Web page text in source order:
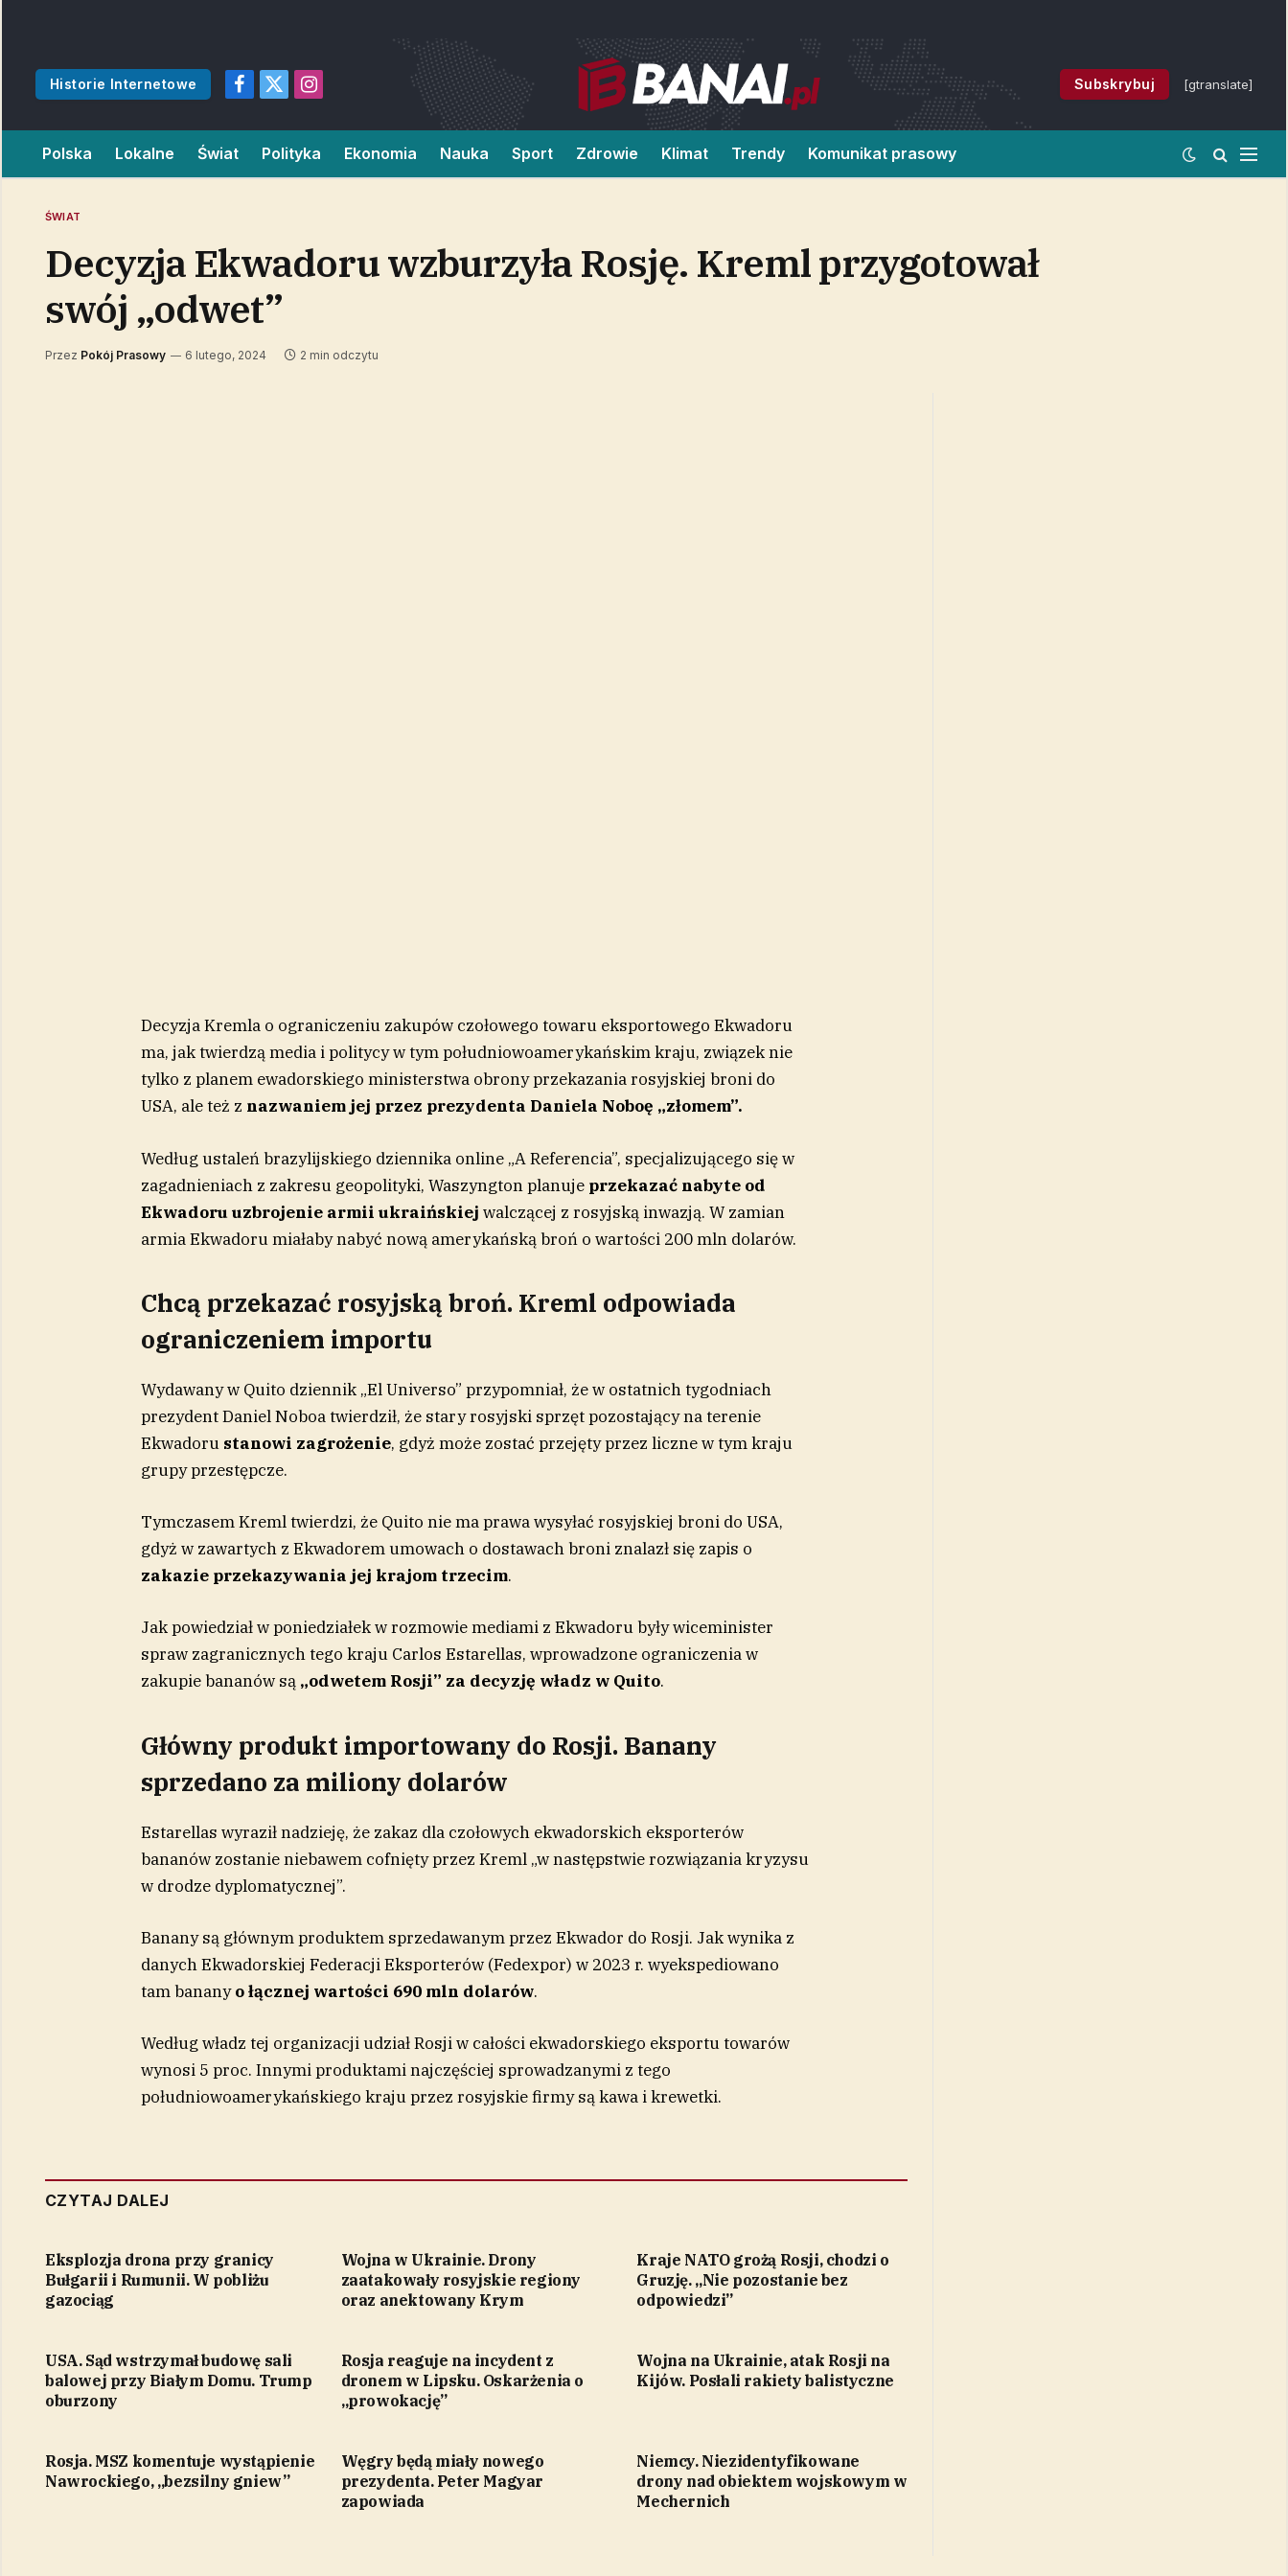
Historie Internetowe
Facebook
X
Instagram
Subskrybuj [gtranslate]
Polska Lokalne Świat Polityka Ekonomia Nauka Sport Zdrowie Klimat Trendy Komunikat prasowy
ŚWIAT
Decyzja Ekwadoru wzburzyła Rosję. Kreml przygotował
swój „odwet”
Przez Pokój Prasowy 6 lutego, 2024 2 min odczytu
Decyzja Kremla o ograniczeniu zakupów czołowego towaru eksportowego Ekwadoru
ma, jak twierdzą media i politycy w tym południowoamerykańskim kraju, związek nie
tylko z planem ewadorskiego ministerstwa obrony przekazania rosyjskiej broni do
USA, ale też z nazwaniem jej przez prezydenta Daniela Noboę „złomem”.
Według ustaleń brazylijskiego dziennika online „A Referencia”, specjalizującego się w
zagadnieniach z zakresu geopolityki, Waszyngton planujeprzekazać nabyte od
Ekwadoru uzbrojenie armii ukraińskiej walczącej z rosyjską inwazją. W zamian
armia Ekwadoru miałaby nabyć nową amerykańską broń o wartości 200 mln dolarów.
Chcą przekazać rosyjską broń. Kreml odpowiada
ograniczeniem importu
Wydawany w Quito dziennik „El Universo” przypomniał, że w ostatnich tygodniach
prezydent Daniel Noboa twierdził, że stary rosyjski sprzęt pozostający na terenie
Ekwadoru stanowi zagrożenie, gdyż może zostać przejęty przez liczne w tym kraju
grupy przestępcze.
Tymczasem Kreml twierdzi, że Quito nie ma prawa wysyłać rosyjskiej broni do USA,
gdyż w zawartych z Ekwadorem umowach o dostawach broni znalazł się zapis o
zakazie przekazywania jej krajom trzecim.
Jak powiedział w poniedziałek w rozmowie mediami z Ekwadoru były wiceminister
spraw zagranicznych tego kraju Carlos Estarellas, wprowadzone ograniczenia w
zakupie bananów są „odwetem Rosji” za decyzję władz w Quito.
Główny produkt importowany do Rosji. Banany
sprzedano za miliony dolarów
Estarellas wyraził nadzieję, że zakaz dla czołowych ekwadorskich eksporterów
bananów zostanie niebawem cofnięty przez Kreml „w następstwie rozwiązania kryzysu
w drodze dyplomatycznej”.
Banany są głównym produktem sprzedawanym przez Ekwador do Rosji. Jak wynika z
danych Ekwadorskiej Federacji Eksporterów (Fedexpor) w 2023 r. wyekspediowano
tam bananyo łącznej wartości 690 mln dolarów.
Według władz tej organizacji udział Rosji w całości ekwadorskiego eksportu towarów
wynosi 5 proc. Innymi produktami najczęściej sprowadzanymi z tego
południowoamerykańskiego kraju przez rosyjskie firmy są kawa i krewetki.
CZYTAJ DALEJ
Eksplozja drona przy granicy
Bułgarii i Rumunii. W pobliżu
gazociąg
Wojna w Ukrainie. Drony
zaatakowały rosyjskie regiony
oraz anektowany Krym
Kraje NATO grożą Rosji, chodzi o
Gruzję. „Nie pozostanie bez
odpowiedzi”
USA. Sąd wstrzymał budowę sali
balowej przy Białym Domu. Trump
oburzony
Rosja reaguje na incydent z
dronem w Lipsku. Oskarżenia o
„prowokację”
Wojna na Ukrainie, atak Rosji na
Kijów. Posłali rakiety balistyczne
Rosja. MSZ komentuje wystąpienie
Nawrockiego, „bezsilny gniew”
Węgry będą miały nowego
prezydenta. Peter Magyar
zapowiada
Niemcy. Niezidentyfikowane
drony nad obiektem wojskowym w
Mechernich